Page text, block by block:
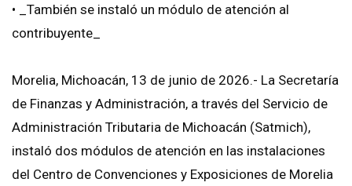
• _⁠También se instaló un módulo de atención al
contribuyente_
Morelia, Michoacán, 13 de junio de 2026.- La Secretaría
de Finanzas y Administración, a través del Servicio de
Administración Tributaria de Michoacán (Satmich),
instaló dos módulos de atención en las instalaciones
del Centro de Convenciones y Exposiciones de Morelia